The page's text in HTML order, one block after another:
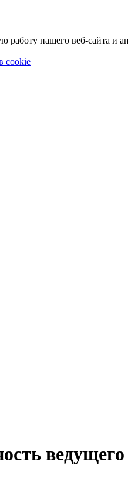
нашего веб-сайта и
cookie